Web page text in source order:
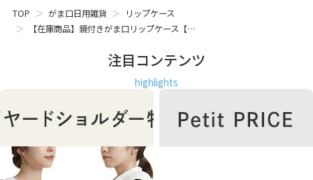
を箔押しにしたネコ好きさんにはたまらないシリーズ。輝く
箔の特別感は、プレゼントにもおすすめ。バリエーション豊
しょっちゅう使う割にはポーチの中でも他の小物にまみれて
ら、ポーチでは大きくて入らなかったバッグの内ポケットに
入るサイズ感なので、大きなサイズのバッグの中でも内ポケ
ットに入れておけば迷子にならずにすぐに発見。
鏡も付いているので色付きのリップでも安心。ランチなど食
事後のエチケットにもサッとチェックできるのがおすすめポ
TOP がま口日用雑貨
リップケース
【在庫商品】鏡付きがま口リップケース【…
注目コンテンツ
highlights